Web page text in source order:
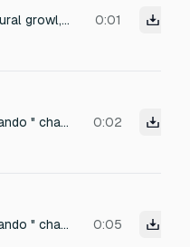
Goblin guttural growl, gremlin chatter, hostile muttering 0:01
Goblin andando " chaf... chaf ... " Na grama 0:02
Goblin andando " chaf... chaf ... " 0:05